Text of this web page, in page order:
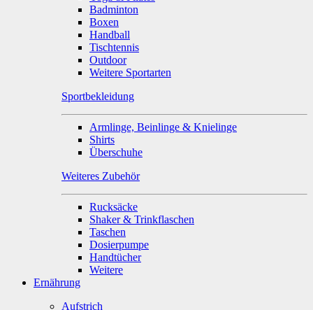
Badminton
Boxen
Handball
Tischtennis
Outdoor
Weitere Sportarten
Sportbekleidung
Armlinge, Beinlinge & Knielinge
Shirts
Überschuhe
Weiteres Zubehör
Rucksäcke
Shaker & Trinkflaschen
Taschen
Dosierpumpe
Handtücher
Weitere
Ernährung
Aufstrich